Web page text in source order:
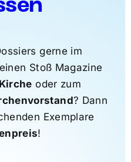
gerne im
Stoß Magazine
oder zum
? Dann
Exemplare
!